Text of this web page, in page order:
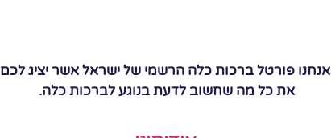
אנחנו פורטל ברכות כלה הרשמי של ישראל אשר יציג לכם
את כל מה שחשוב לדעת בנוגע לברכות כלה.